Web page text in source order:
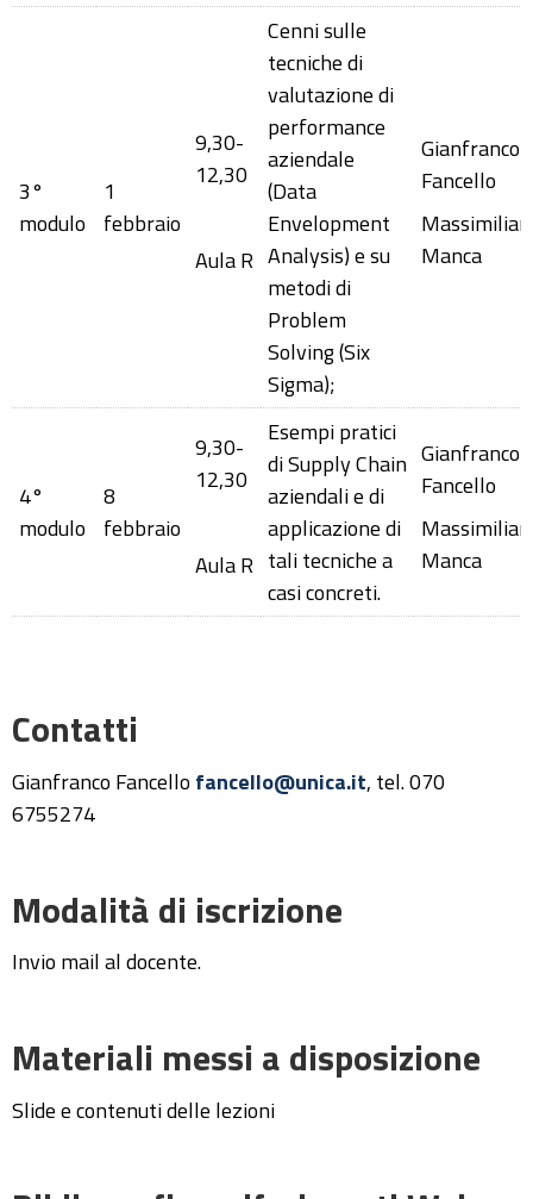
3°
modulo
1
febbraio
9,30-
12,30
Aula R
Cenni sulle
tecniche di
valutazione di
performance
aziendale
(Data
Envelopment
Analysis) e su
metodi di
Problem
Solving (Six
Sigma);
Gianfranco
Fancello
Manca
4°
modulo
8
febbraio
9,30-
12,30
Aula R
Esempi pratici
di Supply Chain
aziendali e di
applicazione di
tali tecniche a
casi concreti.
Gianfranco
Fancello
Manca
Contatti
Gianfranco Fancello fancello@unica.it, tel. 070
6755274
Modalità di iscrizione
Invio mail al docente.
Materiali messi a disposizione
Slide e contenuti delle lezioni